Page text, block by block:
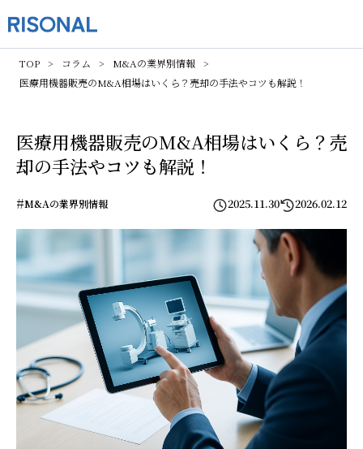
TOP コラム
M&Aの業界別情報
医療用機器販売のM&A相場はいくら？売却の手法やコツも解説！
医療用機器販売のM&A相場はいくら？売
却の手法やコツも解説！
#M&Aの業界別情報 2025.11.30 2026.02.12